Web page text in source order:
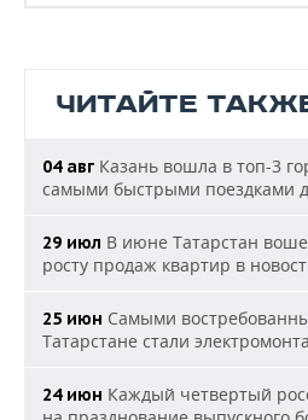
ЧИТАЙТЕ
04 авг Казань вошла в топ-3
самыми быстрыми поездками
29 июл В июне Татарстан
росту продаж квартир в
25 июн Самыми
Татарстане стали
24 июн Каждый четвертый